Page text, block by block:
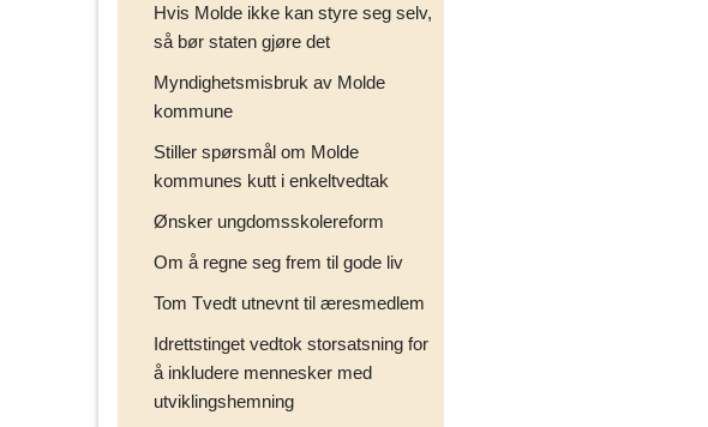
Hvis Molde ikke kan styre seg selv,
så bør staten gjøre det
Myndighetsmisbruk av Molde
kommune
Stiller spørsmål om Molde
kommunes kutt i enkeltvedtak
Ønsker ungdomsskolereform
Om å regne seg frem til gode liv
Tom Tvedt utnevnt til æresmedlem
Idrettstinget vedtok storsatsning for
å inkludere mennesker med
utviklingshemning